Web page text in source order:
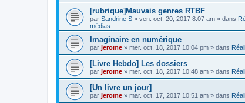
[rubrique]Mauvais genres RTBF
par Sandrine S » ven. oct. 20, 2017 8:07 am » dans
médias
Imaginaire en numérique
par jerome » mer. oct. 18, 2017 10:04 pm » dans
[Livre Hebdo] Les dossiers
par jerome » mer. oct. 18, 2017 10:48 am » dans
[Un livre un jour]
par jerome » mar. oct. 17, 2017 10:51 am » dans